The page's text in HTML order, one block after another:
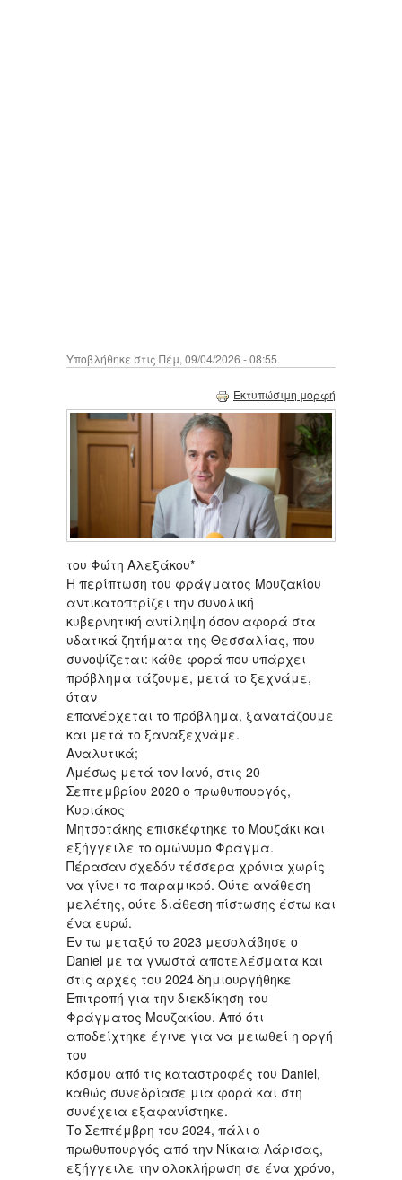
Υποβλήθηκε στις Πέμ, 09/04/2026 - 08:55.
Εκτυπώσιμη μορφή
του Φώτη Αλεξάκου*
Η περίπτωση του φράγματος Μουζακίου
αντικατοπτρίζει την συνολική
κυβερνητική αντίληψη όσον αφορά στα
υδατικά ζητήματα της Θεσσαλίας, που
συνοψίζεται: κάθε φορά που υπάρχει
πρόβλημα τάζουμε, μετά το ξεχνάμε,
όταν
επανέρχεται το πρόβλημα, ξανατάζουμε
και μετά το ξαναξεχνάμε.
Αναλυτικά;
Αμέσως μετά τον Ιανό, στις 20
Σεπτεμβρίου 2020 ο πρωθυπουργός,
Κυριάκος
Μητσοτάκης επισκέφτηκε το Μουζάκι και
εξήγγειλε το ομώνυμο Φράγμα.
Πέρασαν σχεδόν τέσσερα χρόνια χωρίς
να γίνει το παραμικρό. Ούτε ανάθεση
μελέτης, ούτε διάθεση πίστωσης έστω και
ένα ευρώ.
Εν τω μεταξύ το 2023 μεσολάβησε ο
Daniel με τα γνωστά αποτελέσματα και
στις αρχές του 2024 δημιουργήθηκε
Επιτροπή για την διεκδίκηση του
Φράγματος Μουζακίου. Από ότι
αποδείχτηκε έγινε για να μειωθεί η οργή
του
κόσμου από τις καταστροφές του Daniel,
καθώς συνεδρίασε μια φορά και στη
συνέχεια εξαφανίστηκε.
Το Σεπτέμβρη του 2024, πάλι ο
πρωθυπουργός από την Νίκαια Λάρισας,
εξήγγειλε την ολοκλήρωση σε ένα χρόνο,